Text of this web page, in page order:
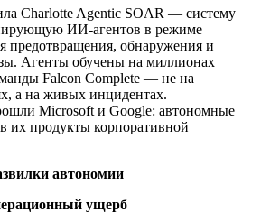
Charlotte Agentic SOAR — систему
ИИ-агентов в режиме
предотвращения, обнаружения и
Агенты обучены на миллионах
Falcon Complete — не на
а на живых инцидентах.
Microsoft и Google: автономные
их продукты корпоративной
автономии
ущерб